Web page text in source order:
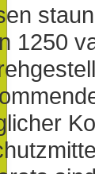
1250